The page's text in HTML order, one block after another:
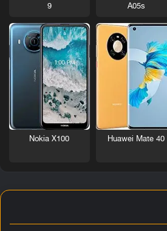
A05s
9
Huawei Mate 40
Nokia X100